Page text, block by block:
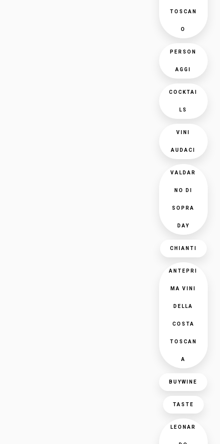
TOSCAN
O
PERSON
AGGI
COCKTAI
LS
VINI
AUDACI
VALDAR
NO DI
SOPRA
DAY
CHIANTI
ANTEPRI
MA VINI
DELLA
COSTA
TOSCAN
A
BUYWINE
TASTE
LEONAR